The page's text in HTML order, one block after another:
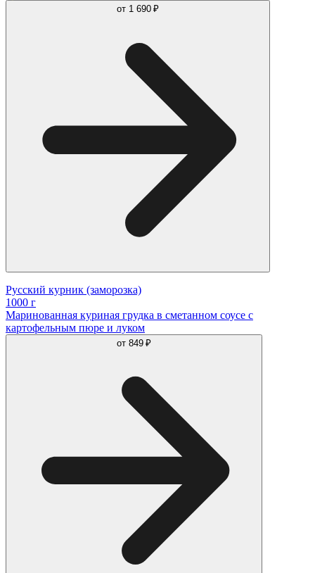
от 1 690 ₽
Русский курник (заморозка)
1000 г
Маринованная куриная грудка в сметанном соусе с
картофельным пюре и луком
от 849 ₽